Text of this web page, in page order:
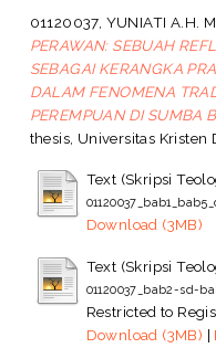
01120037, YUNIATI A.H.
PERAWAN: SEBUAH
SEBAGAI KERANGKA
DALAM FENOMENA
PEREMPUAN DI SUMBA
thesis, Universitas Kristen
Text (Skripsi
Download (3MB)
Text (Skripsi
01120037_bab2-sd-
Restricted to
Download (3MB) |